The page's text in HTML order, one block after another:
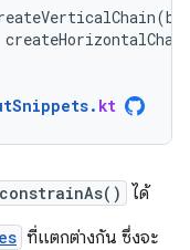
(
createHorizontalChain
. kt
ได้
ที่แตกต่างกัน ซึ่งจะ